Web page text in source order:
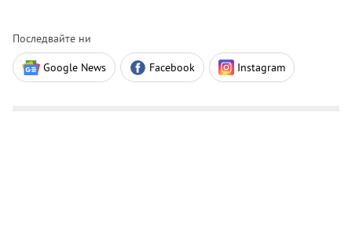
Последвайте ни
Google News Facebook Instagram